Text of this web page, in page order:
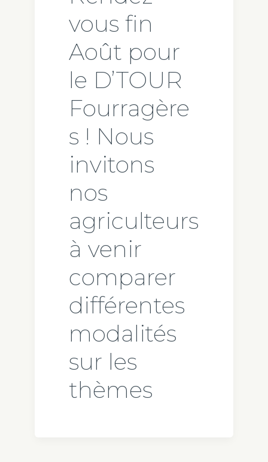
vous fin
Août pour
le D’TOUR
Fourragère
s ! Nous
invitons
nos
agriculteurs
à venir
comparer
différentes
modalités
sur les
thèmes